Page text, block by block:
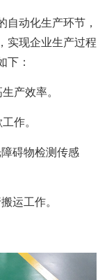
自动化生产环节，
实现企业生产过程
下：
产效率。
作。
碍物检测传感
运工作。